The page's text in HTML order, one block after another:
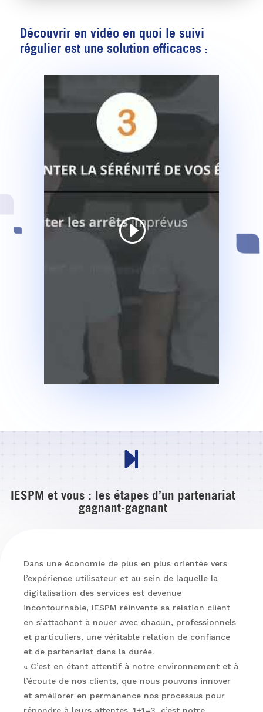
Découvrir en vidéo en quoi le suivi
régulier est une solution efficaces :

IESPM et vous : les étapes d’un partenariat
gagnant-gagnant
Dans une économie de plus en plus orientée vers
l’expérience utilisateur et au sein de laquelle la
digitalisation des services est devenue
incontournable, IESPM réinvente sa relation client
en s’attachant à nouer avec chacun, professionnels
et particuliers, une véritable relation de confiance
et de partenariat dans la durée.
« C’est en étant attentif à notre environnement et à
l’écoute de nos clients, que nous pouvons innover
et améliorer en permanence nos processus pour